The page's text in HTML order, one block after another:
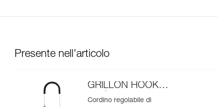
Presente nell'articolo
GRILLON HOOK
versione europea
Cordino regolabile di